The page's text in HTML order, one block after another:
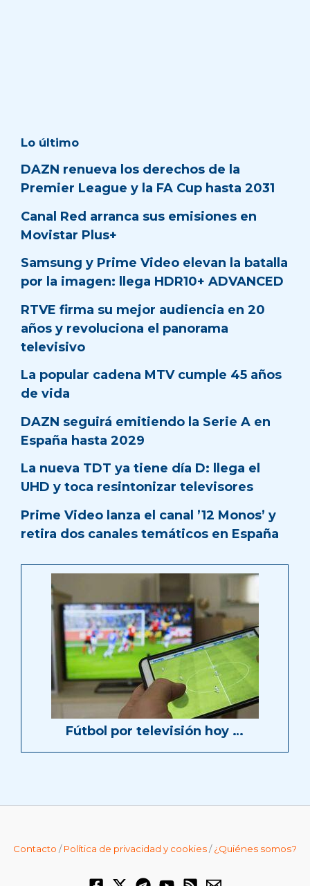
Lo último
DAZN renueva los derechos de la
Premier League y la FA Cup hasta 2031
Canal Red arranca sus emisiones en
Movistar Plus+
Samsung y Prime Video elevan la batalla
por la imagen: llega HDR10+ ADVANCED
RTVE firma su mejor audiencia en 20
años y revoluciona el panorama
televisivo
La popular cadena MTV cumple 45 años
de vida
DAZN seguirá emitiendo la Serie A en
España hasta 2029
La nueva TDT ya tiene día D: llega el
UHD y toca resintonizar televisores
Prime Video lanza el canal ’12 Monos’ y
retira dos canales temáticos en España
Fútbol por televisión hoy …
Contacto /Política de privacidad y cookies/¿Quiénes somos?